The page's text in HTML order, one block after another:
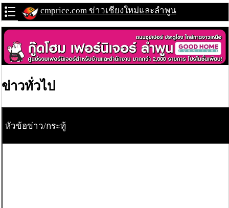
cmprice.com ข่าวเชียงใหม่และลำพูน
ข่าวทั่วไป
หัวข้อข่าว/กระทู้